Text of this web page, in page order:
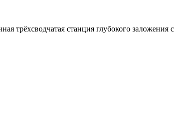
трёхсводчатая станция глубокого заложения с